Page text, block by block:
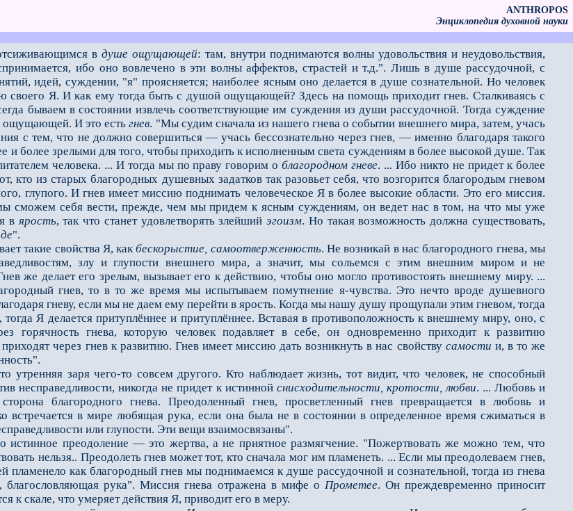
ANTHROPOS
Энциклопедия духовной науки
вдуше ощущающей: там, внутри поднимаются волны удовольствия и неудовольствия,
ибо оно вовлечено в эти волны аффектов, страстей и т.д.". Лишь в душе рассудочной, с
идей, суждении, "я" проясняется; наиболее ясным оно делается в душе сознательной. Но человек
своего Я. И как ему тогда быть с душой ощущающей? Здесь на по­мощь приходит гнев. Сталкиваясь с
бываем в состоянии извлечь соответствующие им суждения из души рассудочной. Тогда суждение
ощущающей. И это естьгнев. "Мы судим сначала из нашего гнева о событии внешнего мира, затем, учась
с тем, что не должно совершиться — учась бессознательно че­рез гнев, — именно благодаря такого
и более зрелыми для того, чтобы приходить к исполненным света суждениям в более высокой душе. Так
человека. ... И тогда мы по праву говорим облагородном гневе. ... Ибо никто не придет к более
кто из старых благородных душевных задатков так разовьет себя, что возгорится благородым гневом
глупого. И гнев имеет миссию поднимать человеческое Я в более высокие области. Это его миссия.
сможем себя вести, прежде, чем мы придем к ясным суждениям, он ведет нас в том, на что мы уже
вярость, так что станет удовлетворять злейшийэгоизм. Но такая возможность должна существовать,
".
такие свойства Я, какбескорыстие, самоотверженность. Не возникай в нас благородного гнева, мы
злу и глупости внешнего мира, а значит, мы сольемся с этим внешним миром и не
же делает его зрелым, вызывает его к действию, чтобы оно могло противостоять внешнему миру. ...
гнев, то в то же время мы испытываем помутнение я-чувства. Это нечто вроде душевного
гневу, если мы не даем ему пе­рейти в ярость. Когда мы нашу душу прощупали этим гневом, тогда
тогда Я делается притуплённее и притуплённее. Вставая в противоположность к внешнему миру, оно, с
горячность гнева, которую человек подавляет в себе, он одновремен­но приходит к развитию
через гнев к развитию. Гнев имеет миссию дать возникнуть в нас свойству самости и, в то же
заря чего-то совсем другого. Кто наблюдает жизнь, тот ви­дит, что человек, не способный
несправедливости, никогда не при­дет к истинной снисходительности, кротости, любви. ... Любовь и
благородного гнева. Преодоленный гнев, просветленный гнев превращается в любовь и
встречается в мире любящая рука, если она была не в состоянии в определен­ное время сжиматься в
или глупости. Эти вещи взаимосвязаны".
преодоление — это жертва, а не приятное размягчение. "По­жертвовать же можно тем, что
нельзя.. Преодолеть гнев может тот, кто сначала мог им пламенеть. ... Если мы преодолеваем гнев,
как благородный гнев мы поднимаемся к душе рассудочной и сознательной, тогда из гне­ва
благословляющая рука". Миссия гнева отражена в мифе о Прометее. Он преждевременно приносит
к скале, что умеряет действия Я, приводит его в меру.